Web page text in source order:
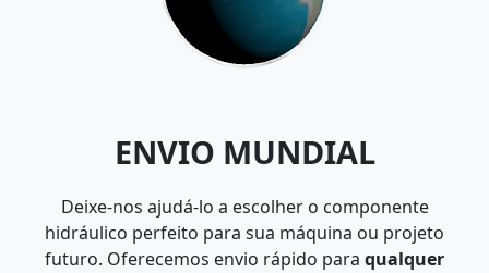
ENVIO MUNDIAL
Deixe-nos ajudá-lo a escolher o componente
hidráulico perfeito para sua máquina ou projeto
futuro. Oferecemos envio rápido para qualquer